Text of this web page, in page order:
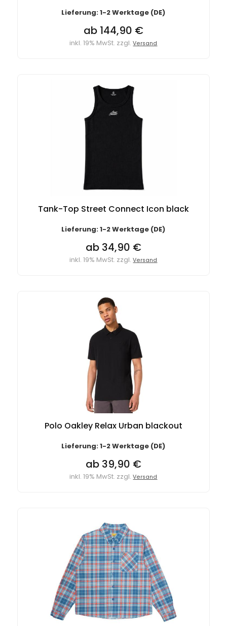
Lieferung: 1-2 Werktage (DE)
ab 144,90 €
inkl. 19% MwSt. zzgl.Versand
Tank-Top Street Connect Icon black
Lieferung: 1-2 Werktage (DE)
ab 34,90 €
inkl. 19% MwSt. zzgl.Versand
Polo Oakley Relax Urban blackout
Lieferung: 1-2 Werktage (DE)
ab 39,90 €
inkl. 19% MwSt. zzgl.Versand